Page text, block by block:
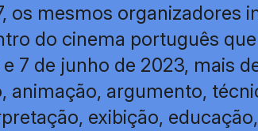
os mesmos organizadores
do cinema português
7 de junho de 2023, mais
animação, argumento,
exibição,